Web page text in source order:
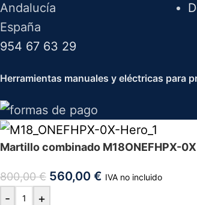
Andalucía
España
954 67 63 29
Herramientas manuales y eléctricas para
Martillo combinado M18ONEFHPX-
800,00€ 560,00 € IVA no incluido
- +